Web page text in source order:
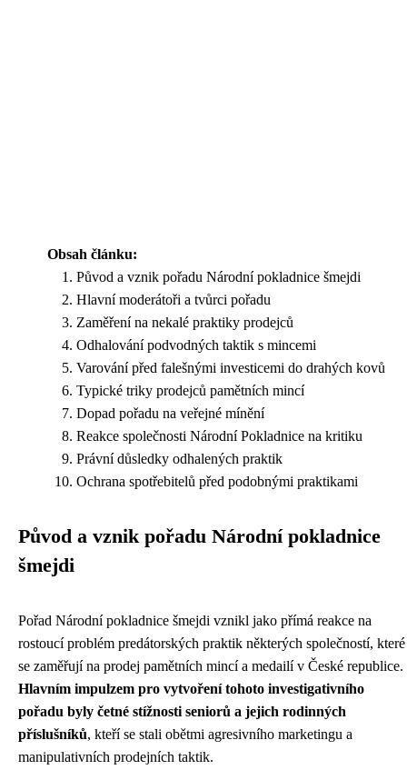
Obsah článku:
Původ a vznik pořadu Národní pokladnice šmejdi
Hlavní moderátoři a tvůrci pořadu
Zaměření na nekalé praktiky prodejců
Odhalování podvodných taktik s mincemi
Varování před falešnými investicemi do drahých kovů
Typické triky prodejců pamětních mincí
Dopad pořadu na veřejné mínění
Reakce společnosti Národní Pokladnice na kritiku
Právní důsledky odhalených praktik
Ochrana spotřebitelů před podobnými praktikami
Původ a vznik pořadu Národní pokladnice
šmejdi
Pořad Národní pokladnice šmejdi vznikl jako přímá reakce na
rostoucí problém predátorských praktik některých společností, které
se zaměřují na prodej pamětních mincí a medailí v České republice.
Hlavním impulzem pro vytvoření tohoto investigativního
pořadu byly četné stížnosti seniorů a jejich rodinných
příslušníků, kteří se stali obětmi agresivního marketingu a
manipulativních prodejních taktik.